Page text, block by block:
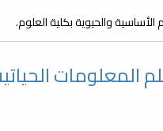
والحيوية بكلية العلوم.
المعلومات